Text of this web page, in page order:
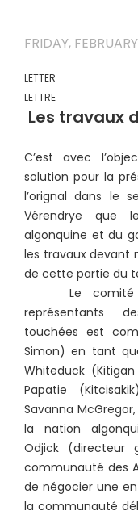
FRIDAY,
LETTER
LETTRE
Les travaux
C’est avec
solution pour la
l’orignal dans le
Vérendrye que
algonquine et du
les travaux devant
de cette partie du
Le comité
représentants
touchées est
Simon) en tant
Whiteduck
Papatie
Savanna
la nation
Odjick (directeur
communauté des
de négocier une
la communauté